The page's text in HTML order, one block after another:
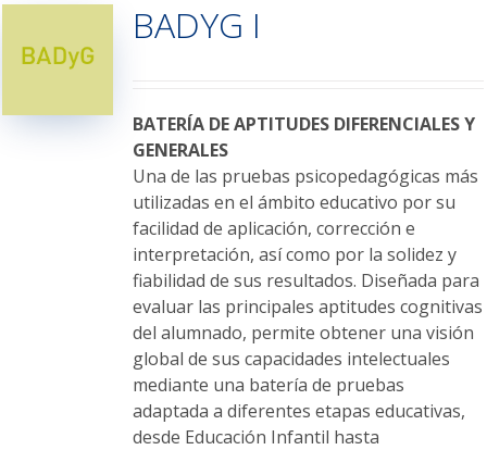
Las
opciones
elegir
en
la
página
de
producto
BADYG I
BATERÍA DE APTITUDES DIFERENCIALES Y
GENERALES
Una de las pruebas psicopedagógicas más
utilizadas en el ámbito educativo por su
facilidad de aplicación, corrección e
interpretación, así como por la solidez y
fiabilidad de sus resultados. Diseñada para
evaluar las principales aptitudes cognitivas
del alumnado, permite obtener una visión
global de sus capacidades intelectuales
mediante una batería de pruebas
adaptada a diferentes etapas educativas,
desde Educación Infantil hasta